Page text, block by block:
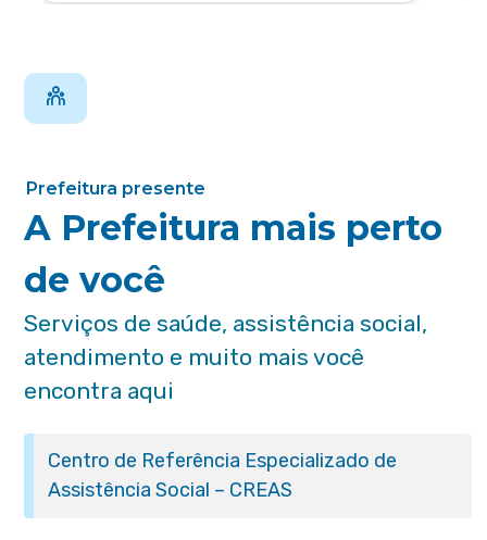
Prefeitura presente
A Prefeitura mais perto
de você
Serviços de saúde, assistência social,
atendimento e muito mais você
encontra aqui
Centro de Referência Especializado de
Assistência Social – CREAS